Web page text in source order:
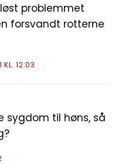
problemmet
forsvandt rotterne
KL. 12:03
sygdom til høns, så